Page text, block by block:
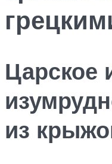
Царское
из